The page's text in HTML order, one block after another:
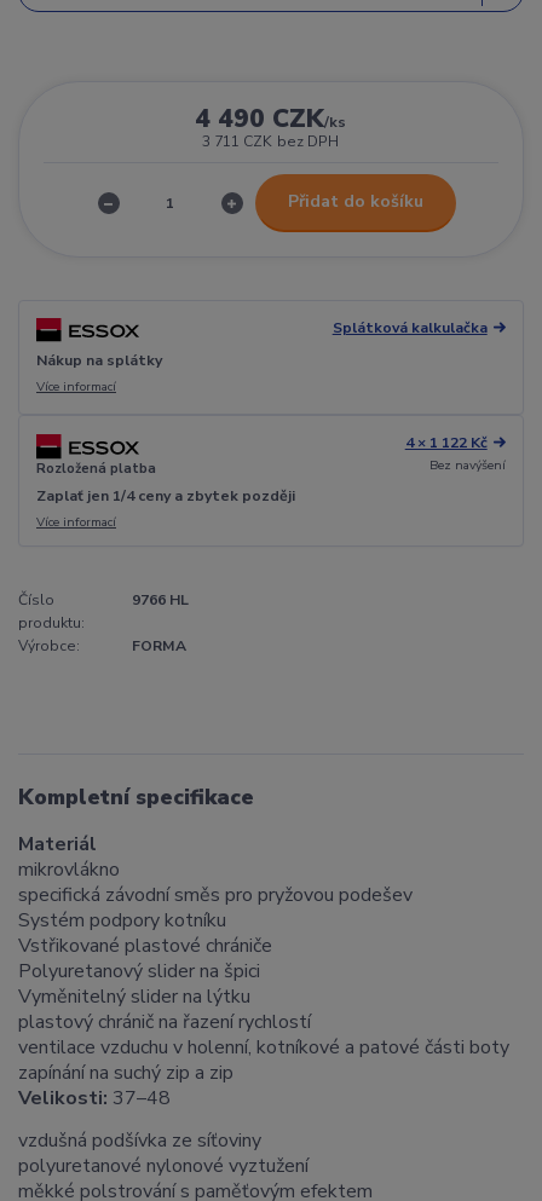
4 490 CZK/ks
3 711 CZK bez DPH
Přidat do košíku
Splátková kalkulačka
Nákup na splátky
Více informací
Rozložená platba
4 × 1 122 Kč
Bez navýšení
Zaplať jen 1/4 ceny a zbytek později
Více informací
Číslo
produktu:
9766 HL
Výrobce: FORMA
Kompletní specifikace
Materiál
mikrovlákno
specifická závodní směs pro pryžovou podešev
Systém podpory kotníku
Vstřikované plastové chrániče
Polyuretanový slider na špici
Vyměnitelný slider na lýtku
plastový chránič na řazení rychlostí
ventilace vzduchu v holenní, kotníkové a patové části boty
zapínání na suchý zip a zip
Velikosti: 37–48
vzdušná podšívka ze síťoviny
polyuretanové nylonové vyztužení
měkké polstrování s paměťovým efektem